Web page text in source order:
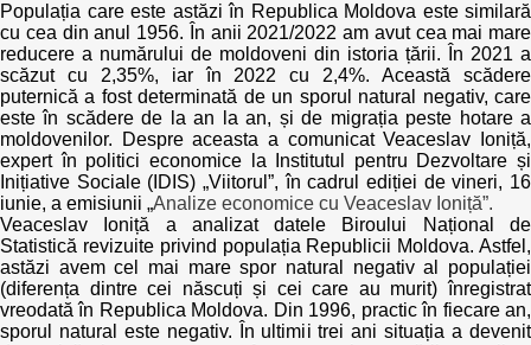
The best and the worst local policies in Moldova
Democracy, independence and transparency of key
public institutions in Moldova
Integrity of public procurement in Moldova
Public procurement
Populația care este astăzi în Republica Moldova este similară
cu cea din anul 1956. În anii 2021/2022 am avut cea mai mare
reducere a numărului de moldoveni din istoria țării. În 2021 a
scăzut cu 2,35%, iar în 2022 cu 2,4%. Această scădere
puternică a fost determinată de un sporul natural negativ, care
este în scădere de la an la an, și de migrația peste hotare a
moldovenilor. Despre aceasta a comunicat Veaceslav Ioniță,
expert în politici economice la Institutul pentru Dezvoltare și
Inițiative Sociale (IDIS) „Viitorul”, în cadrul ediției de vineri, 16
iunie, a emisiunii „Analize economice cu Veaceslav Ioniță”.
Veaceslav Ioniță a analizat datele Biroului Național de
Statistică revizuite privind populația Republicii Moldova. Astfel,
astăzi avem cel mai mare spor natural negativ al populației
(diferența dintre cei născuți și cei care au murit) înregistrat
vreodată în Republica Moldova. Din 1996, practic în fiecare an,
sporul natural este negativ. În ultimii trei ani situația a devenit